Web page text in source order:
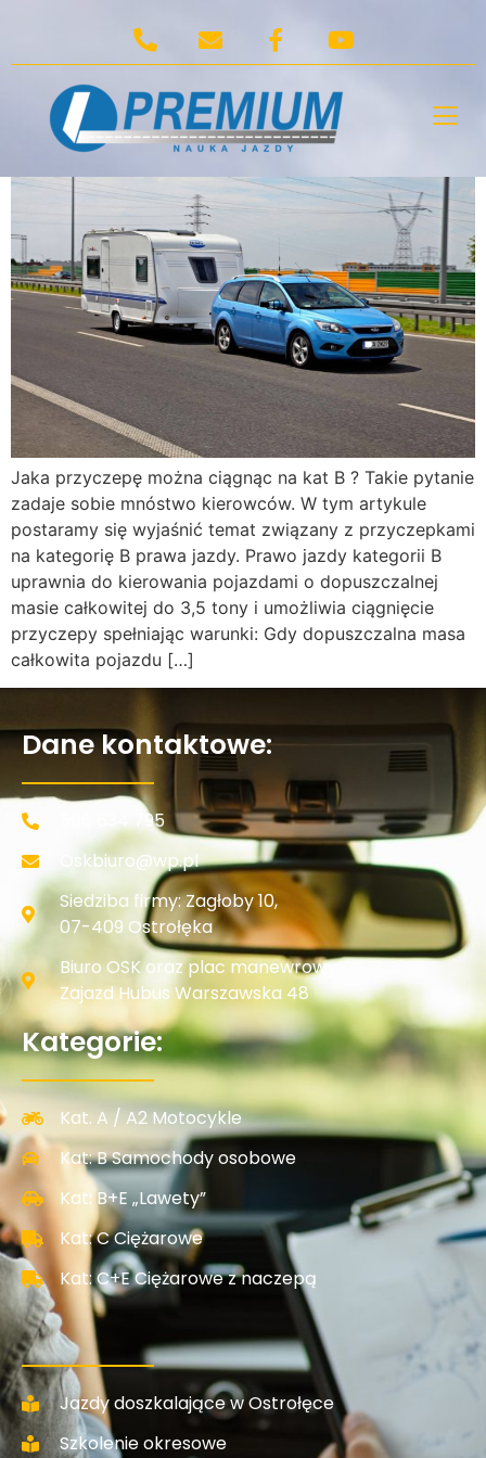
Jaka przyczepę można
ciągnąc na kat B ?
Jaka przyczepę można ciągnąc na kat B ? Takie pytanie
zadaje sobie mnóstwo kierowców. W tym artykule
postaramy się wyjaśnić temat związany z przyczepkami
na kategorię B prawa jazdy. Prawo jazdy kategorii B
uprawnia do kierowania pojazdami o dopuszczalnej
masie całkowitej do 3,5 tony i umożliwia ciągnięcie
przyczepy spełniając warunki: Gdy dopuszczalna masa
całkowita pojazdu […]
Dane kontaktowe:
506 534 795
Oskbiuro@wp.pl
Siedziba firmy: Zagłoby 10,
07-409 Ostrołęka
Biuro OSK oraz plac manewrowy:
Zajazd Hubus Warszawska 48
Kategorie:
Kat. A / A2 Motocykle
Kat: B Samochody osobowe
Kat: B+E „Lawety”
Kat: C Ciężarowe
Kat: C+E Ciężarowe z naczepą
Jazdy doszkalające w Ostrołęce
Szkolenie okresowe